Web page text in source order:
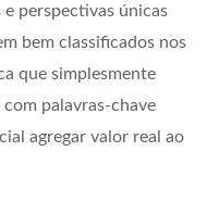
perspectivas únicas
bem classificados nos
que simplesmente
palavras-chave
agregar valor real ao